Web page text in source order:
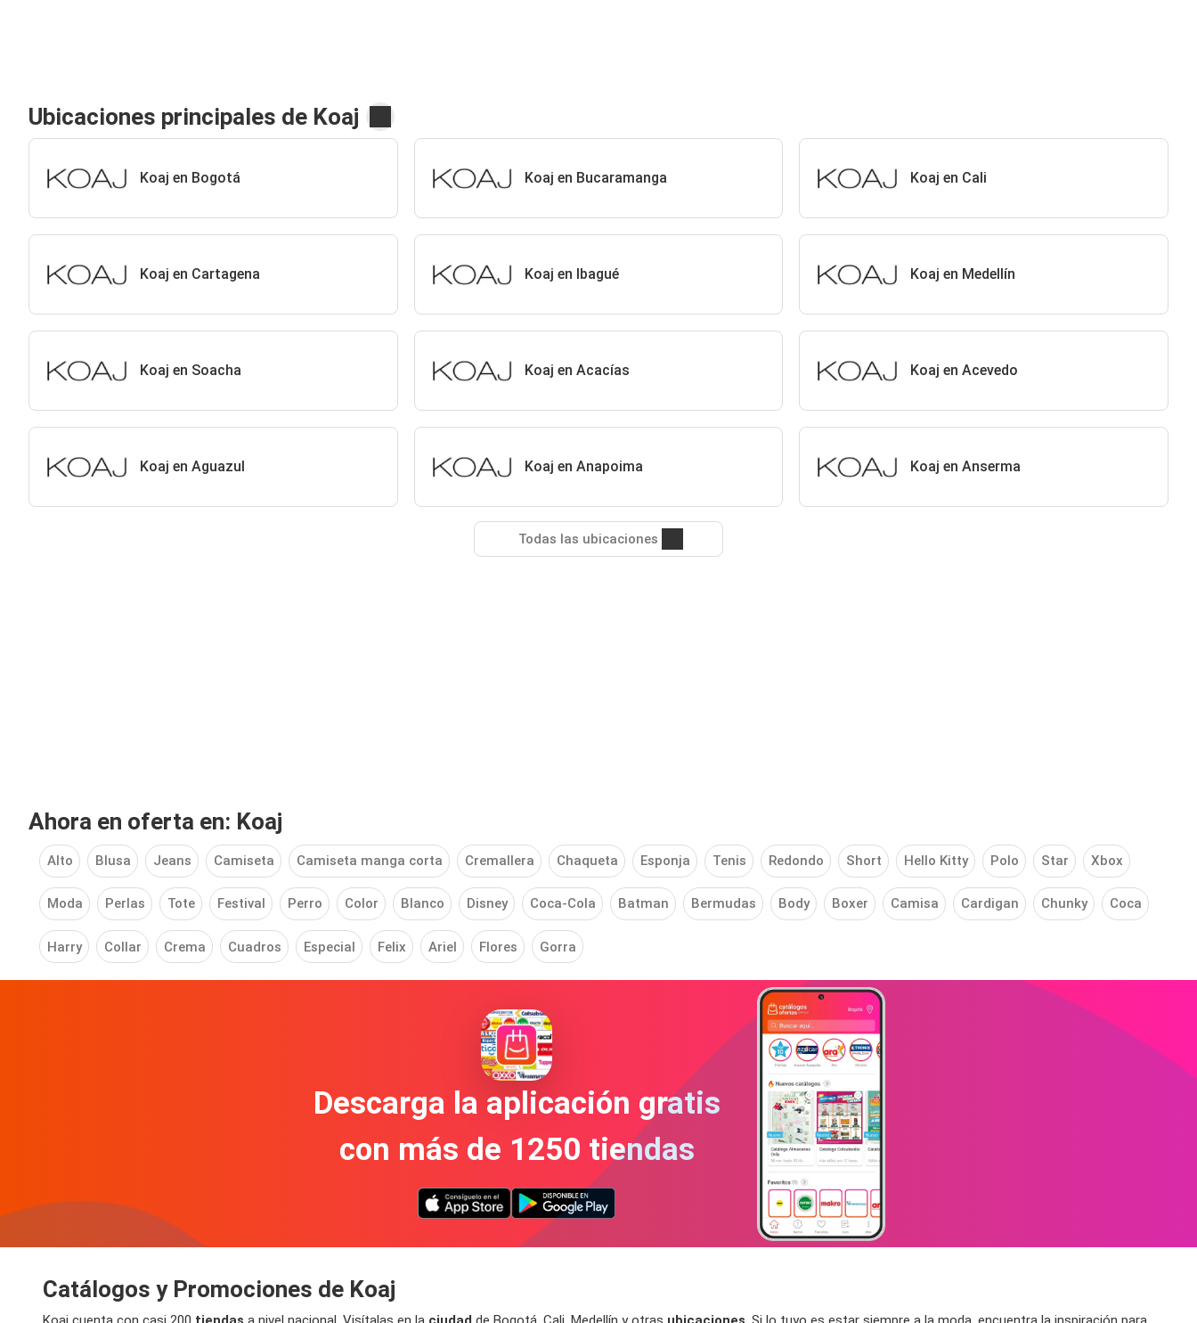
Ubicaciones principales de Koaj
Koaj en Bogotá Koaj en Bucaramanga Koaj en Cali
Koaj en Cartagena Koaj en Ibagué Koaj en Medellín
Koaj en Soacha Koaj en Acacías Koaj en Acevedo
Koaj en Aguazul Koaj en Anapoima Koaj en Anserma
Todas las ubicaciones
Ahora en oferta en: Koaj
Alto Blusa Jeans Camiseta Camiseta manga corta Cremallera Chaqueta Esponja Tenis Redondo Short Hello Kitty Polo Star Xbox
Moda Perlas Tote Festival Perro Color Blanco Disney Coca-Cola Batman Bermudas Body Boxer Camisa Cardigan Chunky Coca
Harry Collar Crema Cuadros Especial Felix Ariel Flores Gorra
Descarga la aplicación gratis
con más de 1250 tiendas
Catálogos y Promociones de Koaj